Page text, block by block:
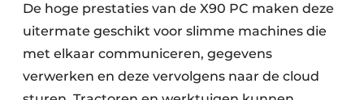
De hoge prestaties van de X90 PC maken deze
uitermate geschikt voor slimme machines die
met elkaar communiceren, gegevens
verwerken en deze vervolgens naar de cloud